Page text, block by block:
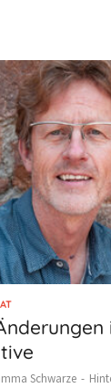
Schwarze -